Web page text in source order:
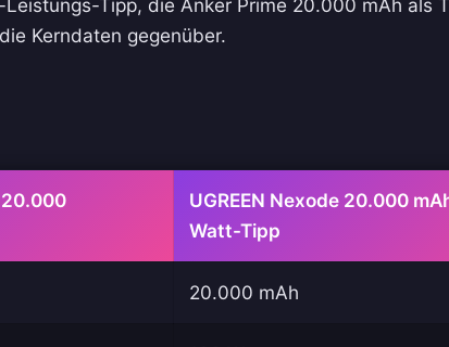
Tipp, die Anker Prime 20.000 mAh als
Kerndaten gegenüber.
UGREEN Nexode 20.000
Watt-Tipp
20.000 mAh